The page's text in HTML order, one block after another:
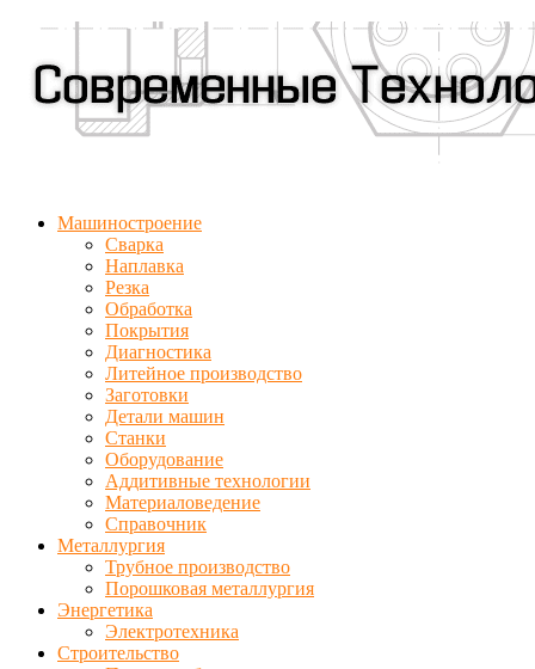
Машиностроение
Сварка
Наплавка
Резка
Обработка
Покрытия
Диагностика
Литейное производство
Заготовки
Детали машин
Станки
Оборудование
Аддитивные технологии
Материаловедение
Справочник
Металлургия
Трубное производство
Порошковая металлургия
Энергетика
Электротехника
Строительство